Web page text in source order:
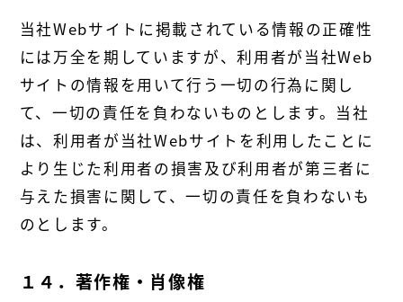
当社Webサイトに掲載されている情報の正確性
には万全を期していますが、利用者が当社Web
サイトの情報を用いて行う一切の行為に関し
て、一切の責任を負わないものとします。当社
は、利用者が当社Webサイトを利用したことに
より生じた利用者の損害及び利用者が第三者に
与えた損害に関して、一切の責任を負わないも
のとします。
１４．著作権・肖像権